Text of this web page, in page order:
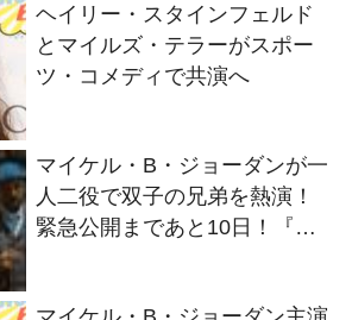
ヘイリー・スタインフェルド
とマイルズ・テラーがスポー
ツ・コメディで共演へ
マイケル・B・ジョーダンが一
人二役で双子の兄弟を熱演！
緊急公開まであと10日！『罪